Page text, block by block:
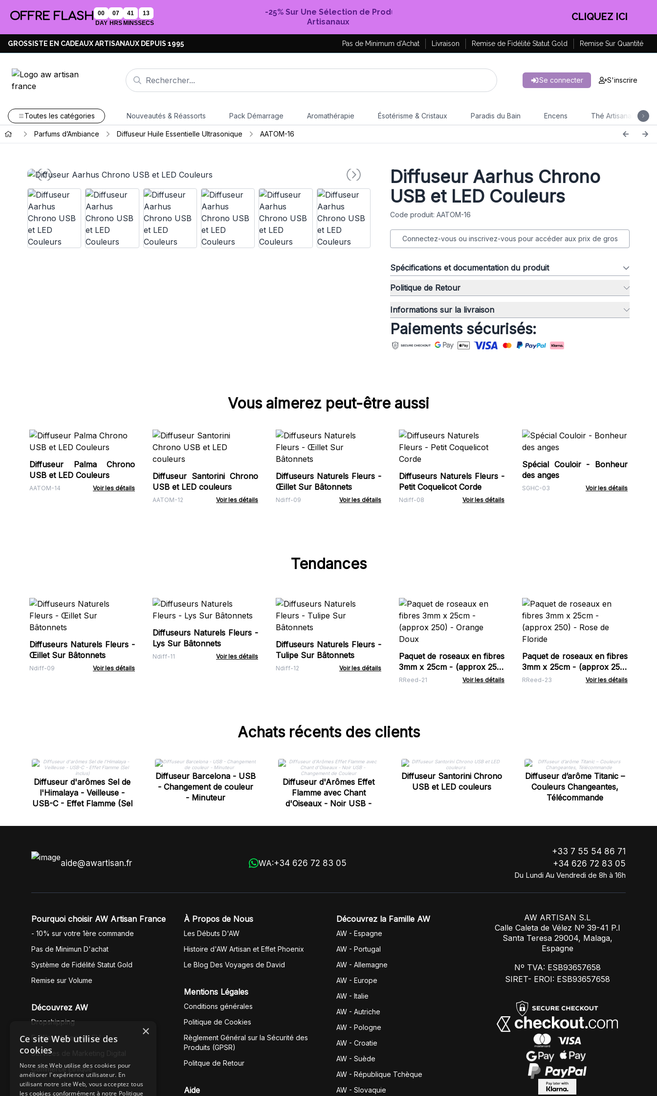
OFFRE FLASH
00
DAY
07
HRS
41
MINS
12
SECS
-25% Sur Une Sélection de Produits
Artisanaux
EN PROFITER !
GROSSISTE EN CADEAUX ARTISANAUX DEPUIS 1995 Pas de Minimum d'Achat Livraison Remise de Fidélité Statut Gold Remise Sur Quantité
Se connecter S'inscrire
Toutes les catégories Nouveautés & Réassorts Pack Démarrage Aromathérapie Ésotérisme & Cristaux Paradis du Bain Encens Thé Artisanal
Parfums d’Ambiance Diffuseur Huile Essentielle Ultrasonique AATOM-16
Diffuseur Aarhus Chrono
USB et LED Couleurs
Code produit: AATOM-16
Connectez-vous ou inscrivez-vous pour accéder aux prix de gros
Spécifications et documentation du produit
Politique de Retour
Informations sur la livraison
Paiements sécurisés:
Vous aimerez peut-être aussi
Diffuseur Palma Chrono
USB et LED Couleurs
AATOM-14 Voir les détails
Diffuseur Santorini Chrono
USB et LED couleurs
AATOM-12 Voir les détails
Diffuseurs Naturels Fleurs -
Œillet Sur Bâtonnets
Ndiff-09 Voir les détails
Diffuseurs Naturels Fleurs -
Petit Coquelicot Corde
Ndiff-08 Voir les détails
Spécial Couloir - Bonheur
des anges
SGHC-03 Voir les détails
Tendances
Diffuseurs Naturels Fleurs -
Œillet Sur Bâtonnets
Ndiff-09 Voir les détails
Diffuseurs Naturels Fleurs -
Lys Sur Bâtonnets
Ndiff-11 Voir les détails
Diffuseurs Naturels Fleurs -
Tulipe Sur Bâtonnets
Ndiff-12 Voir les détails
Paquet de roseaux en fibres
3mm x 25cm - (approx 250)
- Orange Doux
RReed-21 Voir les détails
Paquet de roseaux en fibres
3mm x 25cm - (approx 250)
- Rose de Floride
RReed-23 Voir les détails
Achats récents des clients
Diffuseur d'arômes Sel de
l'Himalaya - Veilleuse -
USB-C - Effet Flamme (Sel
Diffuseur Barcelona - USB
- Changement de couleur
- Minuteur
Diffuseur d'Arômes Effet
Flamme avec Chant
d'Oiseaux - Noir USB -
Diffuseur Santorini Chrono
USB et LED couleurs
Diffuseur d’arôme Titanic –
Couleurs Changeantes,
Télécommande
aide@awartisan.fr WA:+34 626 72 83 05
+33 7 55 54 86 71
+34 626 72 83 05
Du Lundi Au Vendredi de 8h à 16h
Pourquoi choisir AW Artisan France
- 10% sur votre 1ère commande
Pas de Minimun D'achat
Système de Fidélité Statut Gold
Remise sur Volume
Découvrez AW
Dropshipping
Fullfilment Service EU
Services de Marketing Digital
Commerce Éthique
À Propos de Nous
Les Débuts D'AW
Histoire d'AW Artisan et Effet Phoenix
Le Blog Des Voyages de David
Mentions Légales
Conditions générales
Politique de Cookies
Règlement Général sur la Sécurité des
Produits (GPSR)
Politque de Retour
Aide
Découvrez la Famille AW
AW - Espagne
AW - Portugal
AW - Allemagne
AW - Europe
AW - Italie
AW - Autriche
AW - Pologne
AW - Croatie
AW - Suède
AW - République Tchèque
AW - Slovaquie
AW ARTISAN S.L
Calle Caleta de Vélez Nº 39-41 P.I
Santa Teresa 29004, Malaga,
Espagne
Nº TVA: ESB93657658
SIRET- EROI: ESB93657658
×
Ce site Web utilise des
cookies
Notre site Web utilise des cookies pour
améliorer l'expérience utilisateur. En
utilisant notre site Web, vous acceptez tous
les cookies conformément à notre Politique